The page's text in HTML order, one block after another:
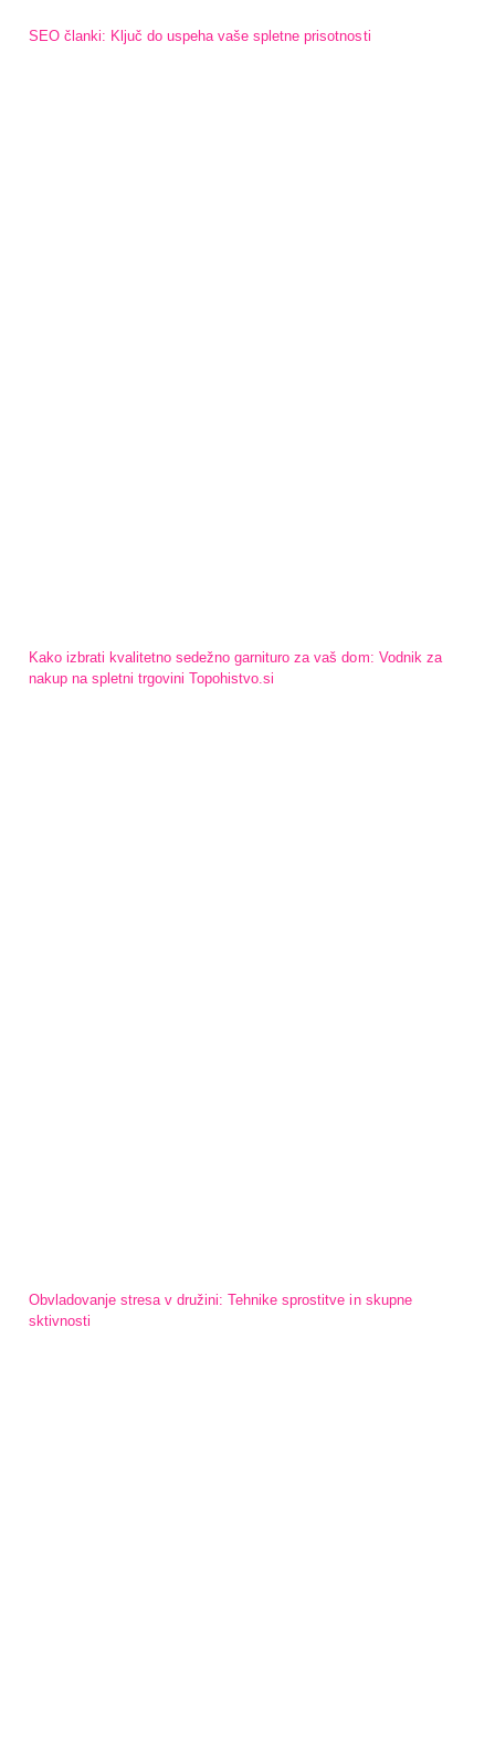
SEO članki: Ključ do uspeha vaše spletne prisotnosti
Kako izbrati kvalitetno sedežno garnituro za vaš dom: Vodnik za
nakup na spletni trgovini Topohistvo.si
Obvladovanje stresa v družini: Tehnike sprostitve in skupne
sktivnosti